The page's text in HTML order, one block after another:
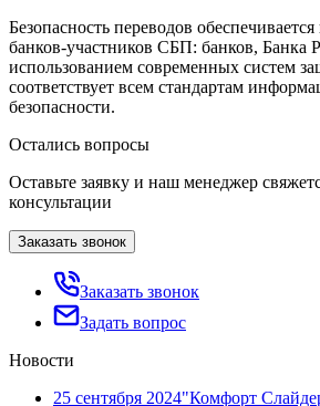
Безопасность переводов
банков-участников СБП: банков,
использованием современных систем
соответствует всем стандартам
безопасности.
Остались вопросы
Оставьте заявку и наш менеджер
консультации
Заказать звонок
Заказать звонок
Задать вопрос
Новости
25 сентября 2024"Комфорт